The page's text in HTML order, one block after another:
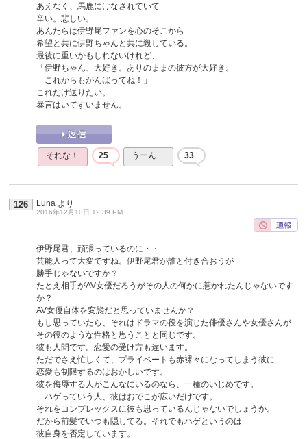
あえなく、馬鹿にけなされていて
辛い。悲しい。
あんたらは伊野尾ファンを心のそこから
希望と共に伊野ちゃんと共に殺している。
最後に重いかもしれないけれど、
「伊野ちゃん、大好き。ありのままの彼方が大好き。
これからもがんばってね！」
これだけ送りたい。
暴言はいてすいません。
それな！ 25 うーん… 33
126 Luna より
2016年12月10日 12:39 PM
伊野尾君、頑張っているのに・・
芸能人って大変ですね。伊野尾君が誰と付き合おうが
勝手じゃないですか？
たとえ相手がAV女優だろうがその人の何かに惹かれたんじゃないです
か？
AV女優自体を変態だと思っていませんか？
もし思っていたら、それはドラマの役を演じた俳優さんや女優さんが
その役のような性格と思うことと同じです。
彼も人間です。恋愛の受け方も違います。
ただでさえ忙しくて、プライベートも赤裸々になってしまう彼に
恋愛も制限するのはおかしいです。
彼を侮辱する人がこんなにいるのなら、一種のいじめです。
ハゲっていう人、彼はおでこが広いだけです。
それをコンプレックスに彼も思っているんじゃないでしょうか。
だから前髪でいつも隠してる。それでもハゲというのは
彼自身を否定しています。